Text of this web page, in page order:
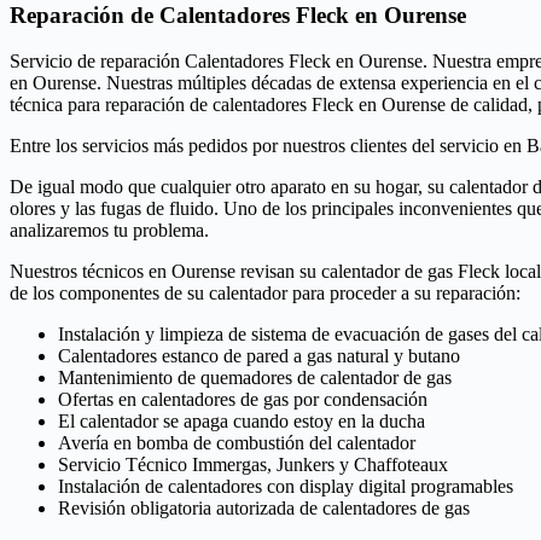
Reparación de Calentadores Fleck en Ourense
Servicio de reparación Calentadores Fleck en Ourense. Nuestra
en Ourense. Nuestras múltiples décadas de extensa experiencia en
técnica para reparación de calentadores Fleck en Ourense de
Entre los servicios más pedidos por nuestros clientes del servicio en
De igual modo que cualquier otro aparato en su hogar, su calentador
olores y las fugas de fluido. Uno de los principales inconvenientes
analizaremos tu problema.
Nuestros técnicos en Ourense revisan su calentador de gas Fleck
de los componentes de su calentador para proceder a su reparación:
Instalación y limpieza de sistema de evacuación de gases del
Calentadores estanco de pared a gas natural y butano
Mantenimiento de quemadores de calentador de gas
Ofertas en calentadores de gas por condensación
El calentador se apaga cuando estoy en la ducha
Avería en bomba de combustión del calentador
Servicio Técnico Immergas, Junkers y Chaffoteaux
Instalación de calentadores con display digital programables
Revisión obligatoria autorizada de calentadores de gas